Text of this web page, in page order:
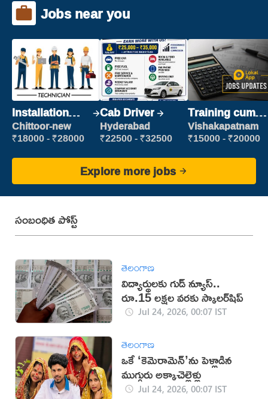
Jobs near you
Installation
Engineer/
Helper
Chittoor-new
₹18000 - ₹28000
Cab Driver
Hyderabad
₹22500 - ₹32500
Training cum
Placement
Vishakapatnam
₹15000 - ₹20000
Explore more jobs
సంబంధిత పోస్ట్
తెలంగాణ
విద్యార్థులకు గుడ్ న్యూస్..
రూ.15 లక్షల వరకు స్కాలర్‌షిప్
Jul 24, 2026, 00:07 IST
తెలంగాణ
ఒకే ‘కెమెరామెన్‌’ను పెళ్లాడిన
ముగ్గురు అక్కాచెల్లెళ్లు
Jul 24, 2026, 00:07 IST